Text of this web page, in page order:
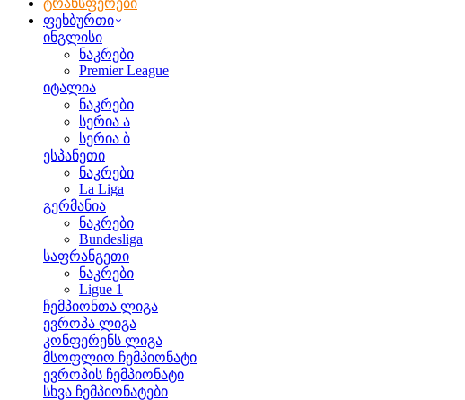
ტრანსფერები
ფეხბურთი
ინგლისი
ნაკრები
Premier League
იტალია
ნაკრები
სერია ა
სერია ბ
ესპანეთი
ნაკრები
La Liga
გერმანია
ნაკრები
Bundesliga
საფრანგეთი
ნაკრები
Ligue 1
ჩემპიონთა ლიგა
ევროპა ლიგა
კონფერენს ლიგა
მსოფლიო ჩემპიონატი
ევროპის ჩემპიონატი
სხვა ჩემპიონატები